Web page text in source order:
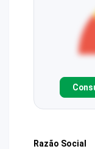
Razão Social